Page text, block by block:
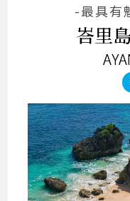
-最具有
峇里